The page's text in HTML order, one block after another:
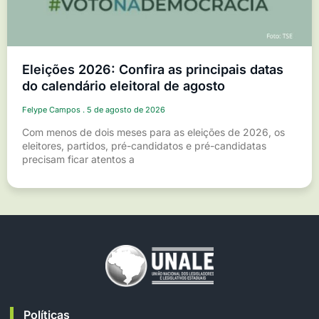
Eleições 2026: Confira as principais datas
do calendário eleitoral de agosto
Felype Campos 5 de agosto de 2026
Com menos de dois meses para as eleições de 2026, os
eleitores, partidos, pré-candidatos e pré-candidatas
precisam ficar atentos a
Políticas